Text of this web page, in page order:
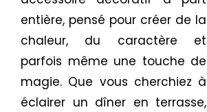
entière, pensé pour créer de la
chaleur, du caractère et
parfois même une touche de
magie. Que vous cherchiez à
éclairer un dîner en terrasse,